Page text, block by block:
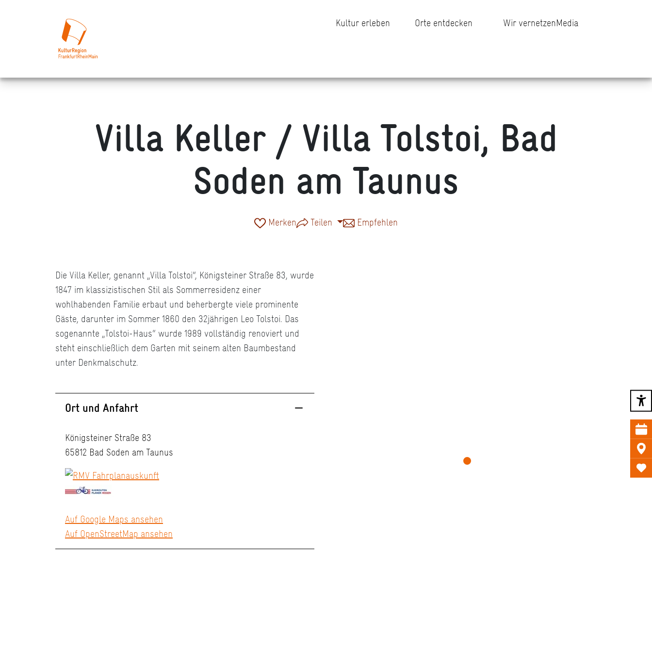
Kultur erleben Orte entdecken Wir vernetzenMedia
Villa Keller / Villa Tolstoi, Bad
Soden am Taunus
Merken Teilen Empfehlen
Die Villa Keller, genannt „Villa Tolstoi“, Königsteiner Straße 83, wurde
1847 im klassizistischen Stil als Sommerresidenz einer
wohlhabenden Familie erbaut und beherbergte viele prominente
Gäste, darunter im Sommer 1860 den 32jährigen Leo Tolstoi. Das
sogenannte „Tolstoi-Haus“ wurde 1989 vollständig renoviert und
steht einschließlich dem Garten mit seinem alten Baumbestand
unter Denkmalschutz.
Ort und Anfahrt
Königsteiner Straße 83
65812 Bad Soden am Taunus
Auf Google Maps ansehen
Auf OpenStreetMap ansehen